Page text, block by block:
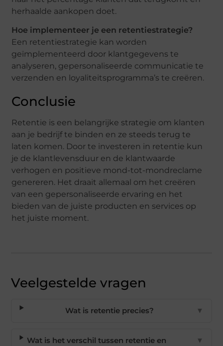
herhaalde aankopen doet.
Hoe implementeer je een retentiestrategie?
Een retentiestrategie kan worden
geïmplementeerd door klantgegevens te
analyseren, gepersonaliseerde communicatie te
verzenden en loyaliteitsprogramma’s te creëren.
Conclusie
Retentie is een belangrijke strategie om klanten
aan je bedrijf te binden en ze steeds terug te
laten komen. Door te investeren in retentie kun
je de klantlevensduur en de klantwaarde
verhogen en positieve mond-tot-mondreclame
genereren. Het draait allemaal om het creëren
van een gepersonaliseerde ervaring en het
bieden van de juiste producten en services op
het juiste moment.
Veelgestelde vragen
Wat is retentie precies? ▼
Wat is het verschil tussen retentie en
▼